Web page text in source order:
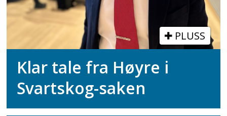
PLUSS
Klar tale fra Høyre i
Svartskog-saken